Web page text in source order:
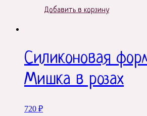
Добавить в корзину
Силиконовая
Мишка в розах
720 ₽